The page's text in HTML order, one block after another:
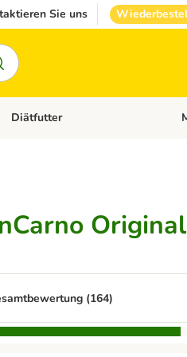
Sie uns
Kategorie-Menü öffnen: Andere
Diätfutter
(164)